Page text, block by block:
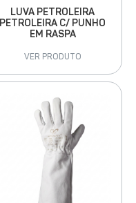
LUVA PETROLEIRA
PETROLEIRA C/ PUNHO
EM RASPA
VER PRODUTO